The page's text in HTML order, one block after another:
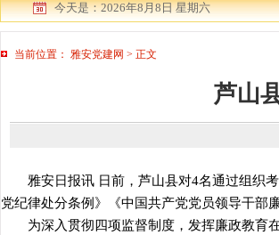
今天是：2026年8月8日 星期六
当前位置： 雅安党建网 > 正文
芦山
雅安日报讯 日前，芦山县对4名通过组织考
党纪律处分条例》《中国共产党党员领导干部
为深入贯彻四项监督制度，发挥廉政教育在